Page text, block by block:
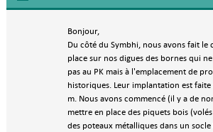
Bonjour,
Du côté du Symbhi, nous avons fait le
place sur nos digues des bornes qui
pas au PK mais à l'emplacement de
historiques. Leur implantation est
m. Nous avons commencé (il y a de
mettre en place des piquets bois
des poteaux métalliques dans un